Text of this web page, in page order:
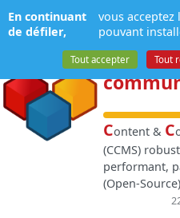
NPDS:
Content & C
(CCMS)
performant,
(Open-
Panneau de gestion des cookies
En continuant
de défiler,
vous
pouvant
Tout accepter Tout